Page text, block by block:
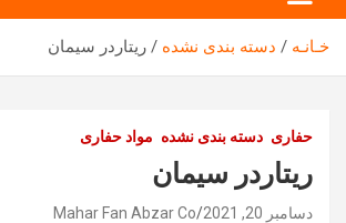
خـانـه دسته بندی نشده ریتاردر سیمان
حفاری دسته بندی نشده مواد حفاری
ریتاردر سیمان
دسامبر 20, 2021 Mahar Fan Abzar Co